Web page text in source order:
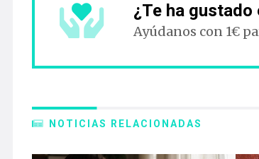
¿Te ha
Ayúdanos con 1€
NOTICIAS RELACIONADAS